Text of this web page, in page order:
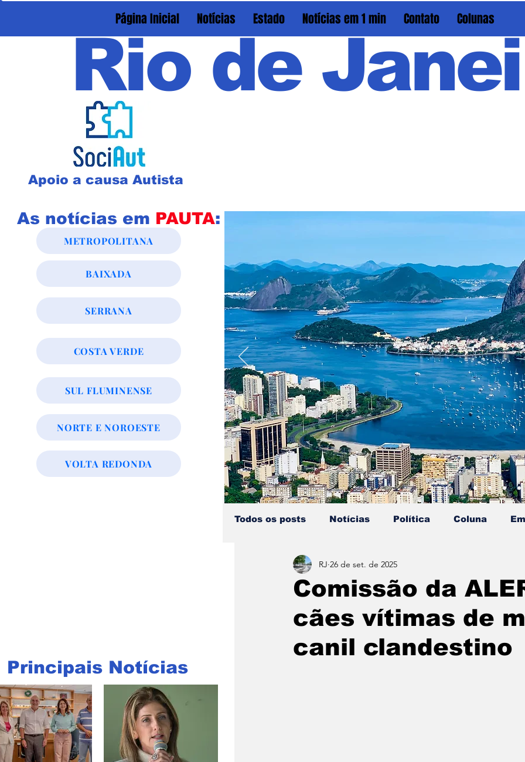
Página Inicial Notícias Estado Notícias em 1 min Contato Colunas
Rio de
Apoio a causa Autista
As notícias em PAUTA:
METROPOLITANA
BAIXADA
SERRANA
COSTA VERDE
SUL FLUMINENSE
NORTE E NOROESTE
VOLTA REDONDA
Principais Notícias
Todos os posts Notícias Política Coluna
Estado do Rio Notícias em 1 min
Dois cafés e a conta Angra dos Reis Barra do
Comissão da
cães vítimas de
canil clandestino
RJ 26 de set. de 2025